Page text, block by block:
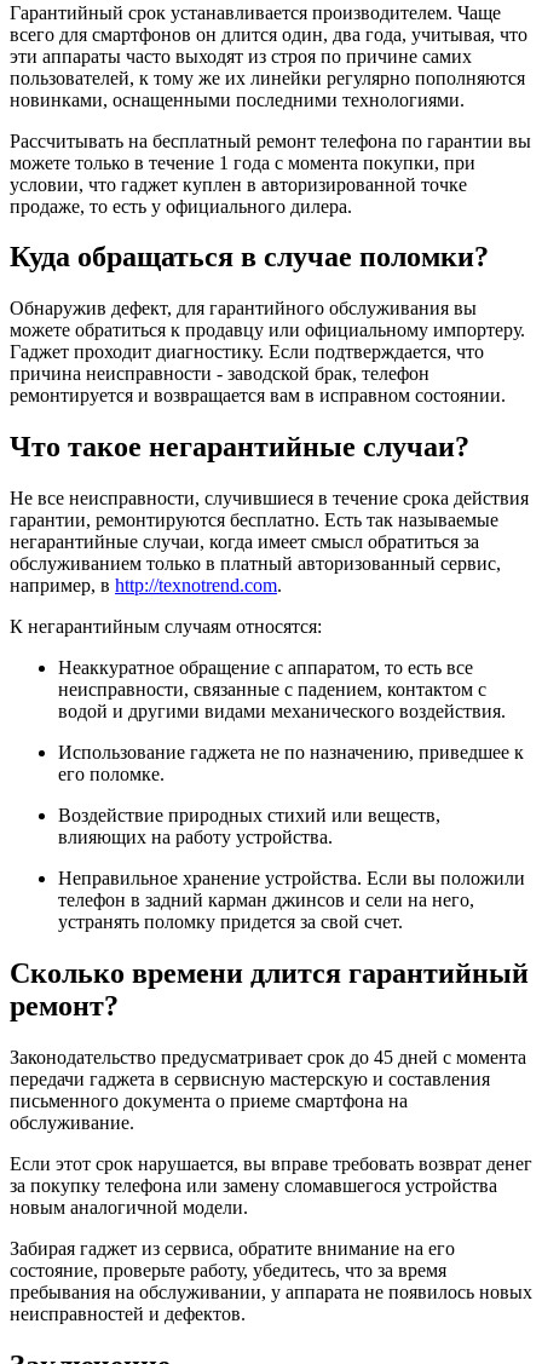
Гарантийный срок устанавливается производителем. Чаще
всего для смартфонов он длится один, два года, учитывая, что
эти аппараты часто выходят из строя по причине самих
пользователей, к тому же их линейки регулярно пополняются
новинками, оснащенными последними технологиями.
Рассчитывать на бесплатный ремонт телефона по гарантии вы
можете только в течение 1 года с момента покупки, при
условии, что гаджет куплен в авторизированной точке
продаже, то есть у официального дилера.
Куда обращаться в случае поломки?
Обнаружив дефект, для гарантийного обслуживания вы
можете обратиться к продавцу или официальному импортеру.
Гаджет проходит диагностику. Если подтверждается, что
причина неисправности - заводской брак, телефон
ремонтируется и возвращается вам в исправном состоянии.
Что такое негарантийные случаи?
Не все неисправности, случившиеся в течение срока действия
гарантии, ремонтируются бесплатно. Есть так называемые
негарантийные случаи, когда имеет смысл обратиться за
обслуживанием только в платный авторизованный сервис,
например, в http://texnotrend.com.
К негарантийным случаям относятся:
Неаккуратное обращение с аппаратом, то есть все
неисправности, связанные с падением, контактом с
водой и другими видами механического воздействия.
Использование гаджета не по назначению, приведшее к
его поломке.
Воздействие природных стихий или веществ,
влияющих на работу устройства.
Неправильное хранение устройства. Если вы положили
телефон в задний карман джинсов и сели на него,
устранять поломку придется за свой счет.
Сколько времени длится гарантийный
ремонт?
Законодательство предусматривает срок до 45 дней с момента
передачи гаджета в сервисную мастерскую и составления
письменного документа о приеме смартфона на
обслуживание.
Если этот срок нарушается, вы вправе требовать возврат денег
за покупку телефона или замену сломавшегося устройства
новым аналогичной модели.
Забирая гаджет из сервиса, обратите внимание на его
состояние, проверьте работу, убедитесь, что за время
пребывания на обслуживании, у аппарата не появилось новых
неисправностей и дефектов.